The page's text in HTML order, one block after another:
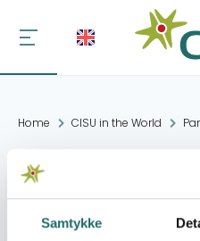
Samtykke
Home CISU in the World
Health
Group